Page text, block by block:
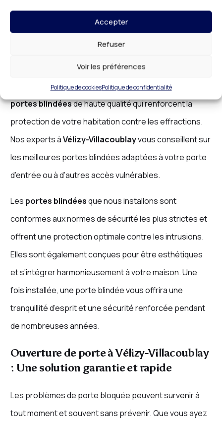
Accepter
Refuser
Voir les préférences
Politique de cookiesPolitique de confidentialité
durable pour protéger vos
portes
Pour garantir une sécurité maximale à votre domicile,
porte blindéeest une solution très
efficace. ChezDR HABITAT, nous proposons des
portes blindéesde haute qualité qui renforcent la
protection de votre habitation contre les effractions.
Nos experts àVélizy-Villacoublayvous conseillent sur
les meilleures portes blindées adaptées à votre porte
d’entrée ou à d’autres accès vulnérables.
Les portes blindéesque nous installons sont
conformes aux normes de sécurité les plus strictes et
offrent une protection optimale contre les intrusions.
Elles sont également conçues pour être esthétiques
et s’intégrer harmonieusement à votre maison. Une
fois installée, une porte blindée vous offrira une
tranquillité d’esprit et une sécurité renforcée pendant
de nombreuses années.
Ouverture de porte à Vélizy-Villacoublay
: Une solution garantie et rapide
Les problèmes de porte bloquée peuvent survenir à
tout moment et souvent sans prévenir. Que vous ayez